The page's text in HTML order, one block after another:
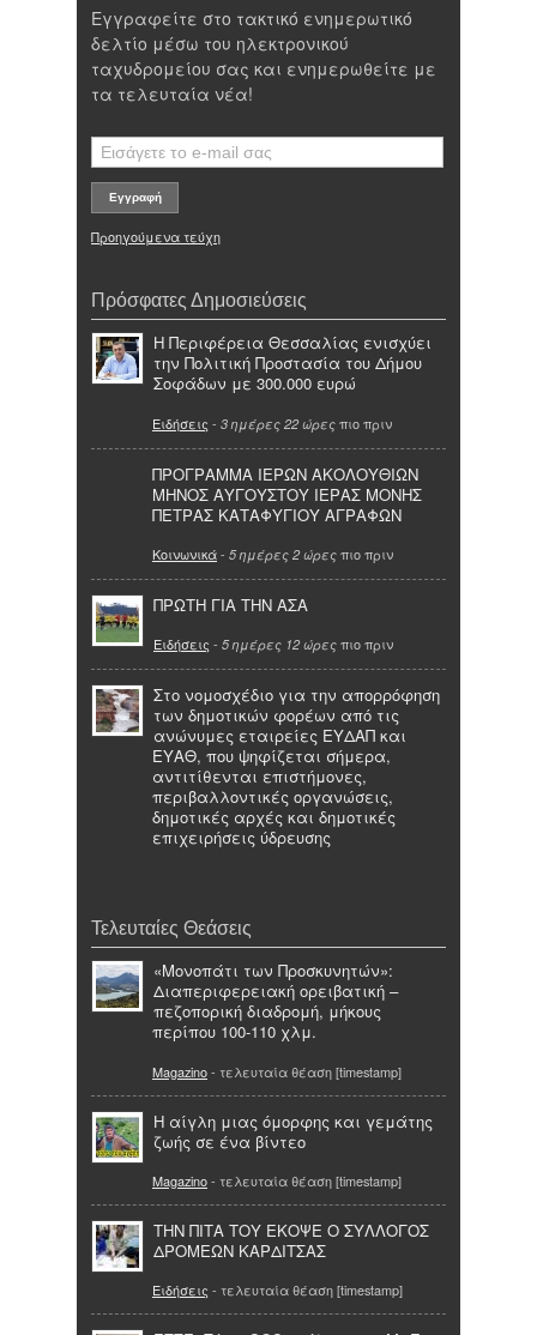
Εγγραφείτε στο τακτικό ενημερωτικό
δελτίο μέσω του ηλεκτρονικού
ταχυδρομείου σας και ενημερωθείτε με
τα τελευταία νέα!
Προηγούμενα τεύχη
Πρόσφατες Δημοσιεύσεις
Η Περιφέρεια Θεσσαλίας ενισχύει
την Πολιτική Προστασία του Δήμου
Σοφάδων με 300.000 ευρώ
Ειδήσεις - 3 ημέρες 22 ώρες πιο πριν
ΠΡΟΓΡΑΜΜΑ ΙΕΡΩΝ ΑΚΟΛΟΥΘΙΩΝ
ΜΗΝΟΣ ΑΥΓΟΥΣΤΟΥ ΙΕΡΑΣ ΜΟΝΗΣ
ΠΕΤΡΑΣ ΚΑΤΑΦΥΓΙΟΥ ΑΓΡΑΦΩΝ
Κοινωνικά- 5 ημέρες 2 ώρες πιο πριν
ΠΡΩΤΗ ΓΙΑ ΤΗΝ ΑΣΑ
Ειδήσεις - 5 ημέρες 12 ώρες πιο πριν
Στο νομοσχέδιο για την απορρόφηση
των δημοτικών φορέων από τις
ανώνυμες εταιρείες ΕΥΔΑΠ και
ΕΥΑΘ, που ψηφίζεται σήμερα,
αντιτίθενται επιστήμονες,
περιβαλλοντικές οργανώσεις,
δημοτικές αρχές και δημοτικές
επιχειρήσεις ύδρευσης
Τελευταίες Θεάσεις
«Μονοπάτι των Προσκυνητών»:
Διαπεριφερειακή ορειβατική –
πεζοπορική διαδρομή, μήκους
περίπου 100-110 χλμ.
Magazino- τελευταία θέαση [timestamp]
Η αίγλη μιας όμορφης και γεμάτης
ζωής σε ένα βίντεο
Magazino- τελευταία θέαση [timestamp]
ΤΗΝ ΠΙΤΑ ΤΟΥ ΕΚΟΨΕ Ο ΣΥΛΛΟΓΟΣ
ΔΡΟΜΕΩΝ ΚΑΡΔΙΤΣΑΣ
Ειδήσεις - τελευταία θέαση [timestamp]